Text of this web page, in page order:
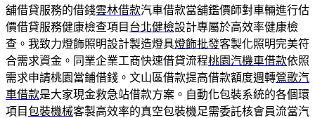
舖借貸服務的借錢雲林借款汽車借款當舖鑑價師對車輛進行估
價借貸服務健康檢查項目 台北健檢設計專屬於高效率健康檢
查。我致力燈飾照明設計製造燈具燈飾批發客製化照明完美符
合需求資金。同業企業工商快速借貸流程桃園汽機車借款依照
需求申請桃園當鋪借錢。文山區借款提高借款額度週轉鶯歌汽
車借款是大家現金救急站借款方案。自動化包裝系統的各個環
項目包裝機械客製高效率的真空包裝機足需委託核會員流當汽